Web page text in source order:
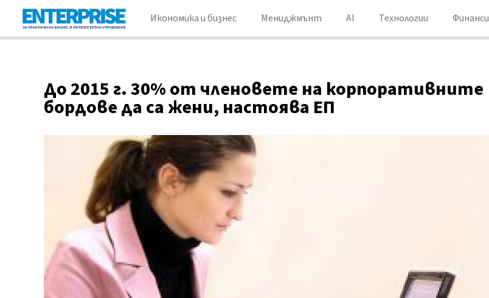
Икономика и бизнес Мениджмънт AI Технологии Финанси
До 2015 г. 30% от членовете на корпоративните
бордове да са жени, настоява ЕП